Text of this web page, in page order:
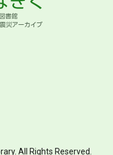
All Rights Reserved.